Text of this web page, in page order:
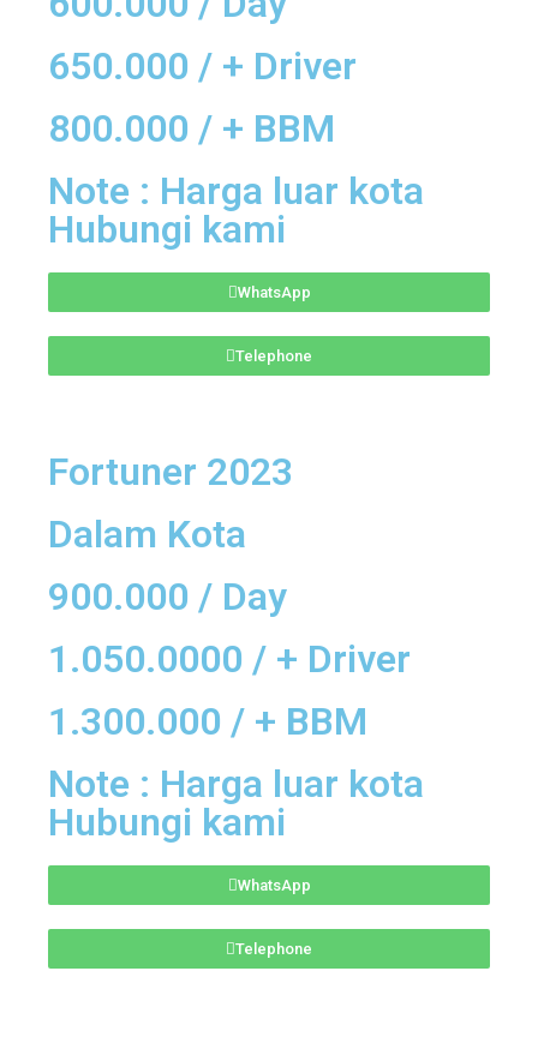
650.000 / + Driver
800.000 / + BBM
Note : Harga luar kota
Hubungi kami
WhatsApp
Telephone
Fortuner 2023
Dalam Kota
900.000 / Day
1.050.0000 / + Driver
1.300.000 / + BBM
Note : Harga luar kota
Hubungi kami
WhatsApp
Telephone